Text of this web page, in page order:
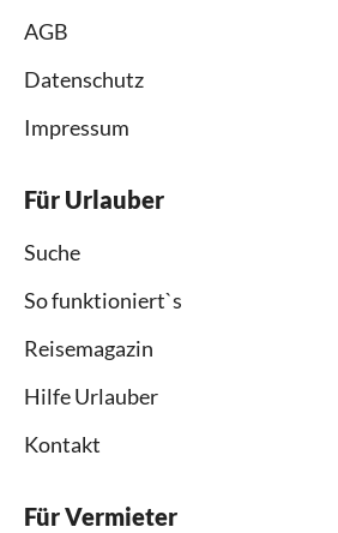
AGB
Datenschutz
Impressum
Für Urlauber
Suche
So funktioniert`s
Reisemagazin
Hilfe Urlauber
Kontakt
Für Vermieter